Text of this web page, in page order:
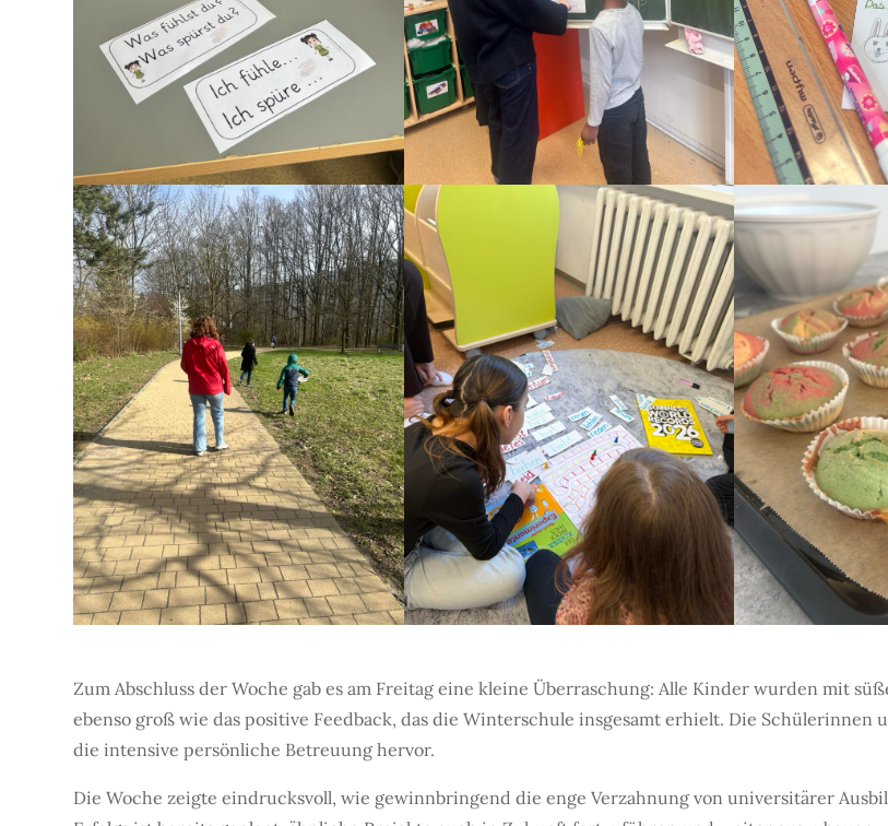
Zum Abschluss der Woche gab es am Freitag eine kleine Überraschung: Alle Kinder wurden mit
ebenso groß wie das positive Feedback, das die Winterschule insgesamt erhielt. Die
die intensive persönliche Betreuung hervor.
Die Woche zeigte eindrucksvoll, wie gewinnbringend die enge Verzahnung von universitärer